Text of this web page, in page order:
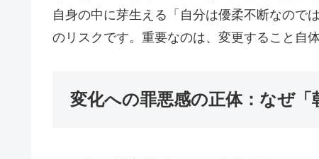
自身の中に芽生える「自分は優柔不断なので
のリスクです。重要なのは、変更すること自
変化への罪悪感の正体：なぜ